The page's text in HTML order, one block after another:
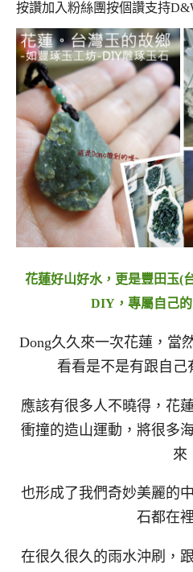
按讚加入粉絲團按個讚支持
花蓮好山好水，更是豐田玉(
DIY，專屬自己的
Dong久久來一次花蓮，當
看看是不是有跟自己
應該有很多人不曉得，花
衝撞的造山運動，將很多
來
也形成了我們奇妙美麗的
石都在
在很久很久的雨水沖刷，